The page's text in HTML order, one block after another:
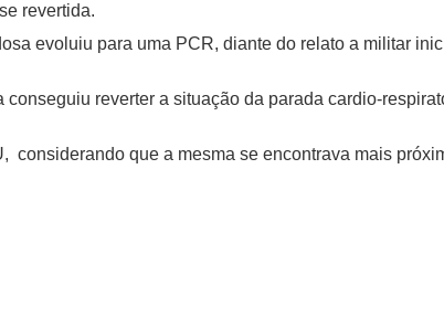
revertida.
evoluiu para uma PCR, diante do relato a militar
reverter a situação da parada cardio-
considerando que a mesma se encontrava mais